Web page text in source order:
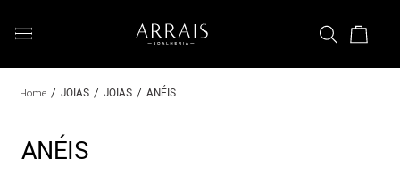
JOIAS JOIAS ANÉIS
ANÉIS